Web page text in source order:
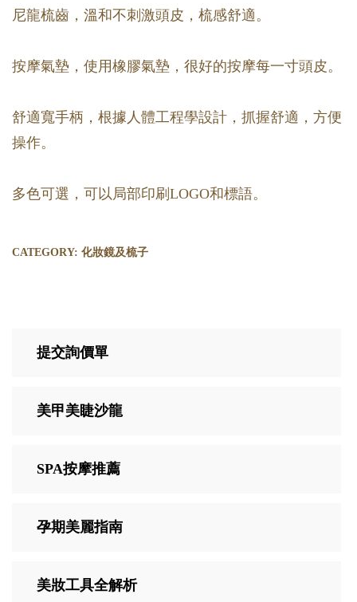
尼龍梳齒，溫和不刺激頭皮，梳感舒適。
按摩氣墊，使用橡膠氣墊，很好的按摩每一寸頭皮。
舒適寬手柄，根據人體工程學設計，抓握舒適，方便
操作。
多色可選，可以局部印刷LOGO和標語。
CATEGORY: 化妝鏡及梳子
提交詢價單
美甲美睫沙龍
SPA按摩推薦
孕期美麗指南
美妝工具全解析